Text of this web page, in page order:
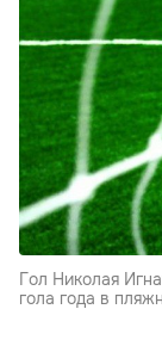
Гол Николая
гола года в